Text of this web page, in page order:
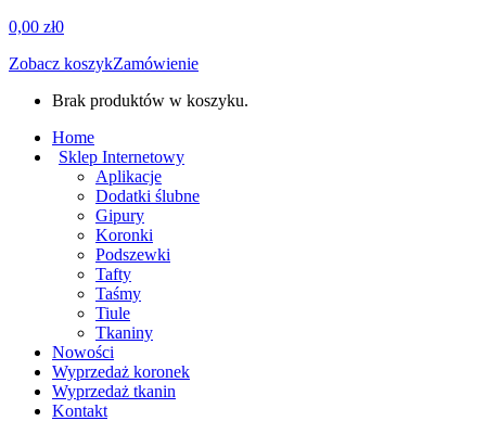
0,00 zł0
Zobacz koszykZamówienie
Brak produktów w koszyku.
Home
Sklep Internetowy
Aplikacje
Dodatki ślubne
Gipury
Koronki
Podszewki
Tafty
Taśmy
Tiule
Tkaniny
Nowości
Wyprzedaż koronek
Wyprzedaż tkanin
Kontakt